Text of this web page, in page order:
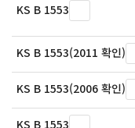
KS B 1553
KS B 1553(2011 확인)
KS B 1553(2006 확인)
KS B 1553